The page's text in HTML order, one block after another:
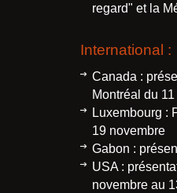
regard" et la
International :
Canada :
Montréal du
Luxembourg :
19 novembre
Gabon :
USA :
novembre au